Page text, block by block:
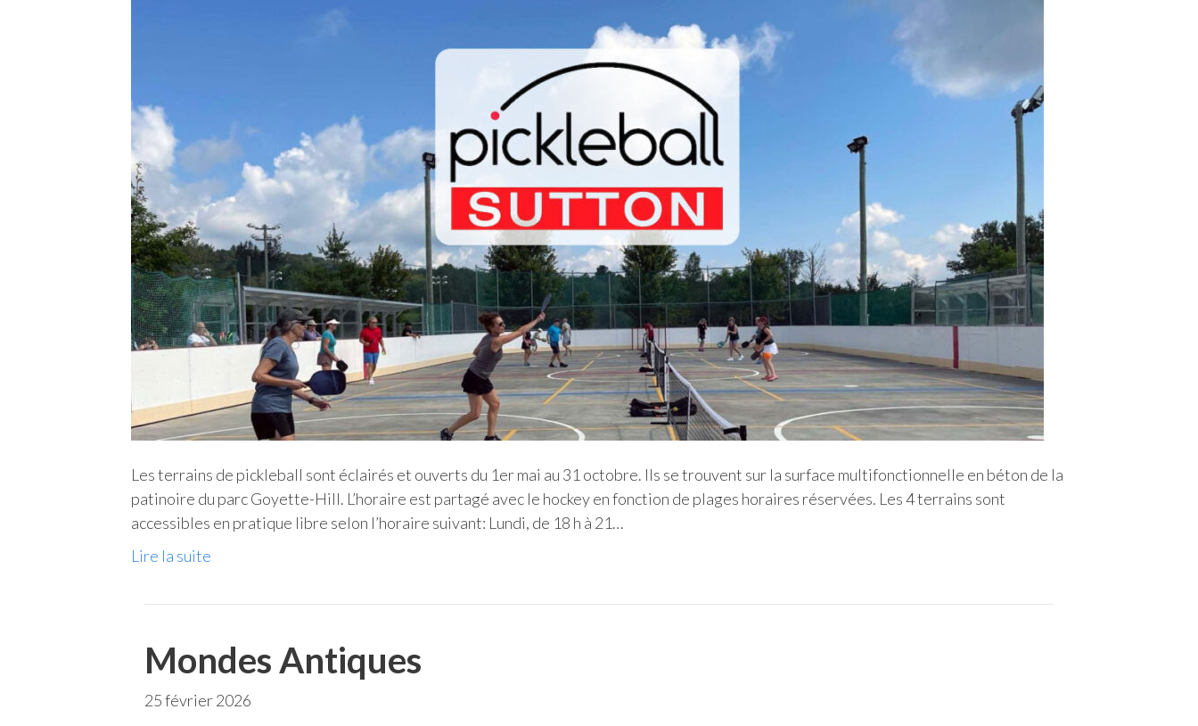
Les terrains de pickleball sont éclairés et ouverts du 1er mai au 31 octobre. Ils se trouvent sur la surface multifonctionnelle en béton de la
patinoire du parc Goyette-Hill. L’horaire est partagé avec le hockey en fonction de plages horaires réservées. Les 4 terrains sont
accessibles en pratique libre selon l’horaire suivant: Lundi, de 18 h à 21…
Lire la suite
Mondes Antiques
25 février 2026